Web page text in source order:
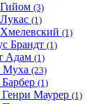
(3)
(1)
(1)
Брандт (1)
Адам (1)
Муха (23)
(1)
Маурер (1)